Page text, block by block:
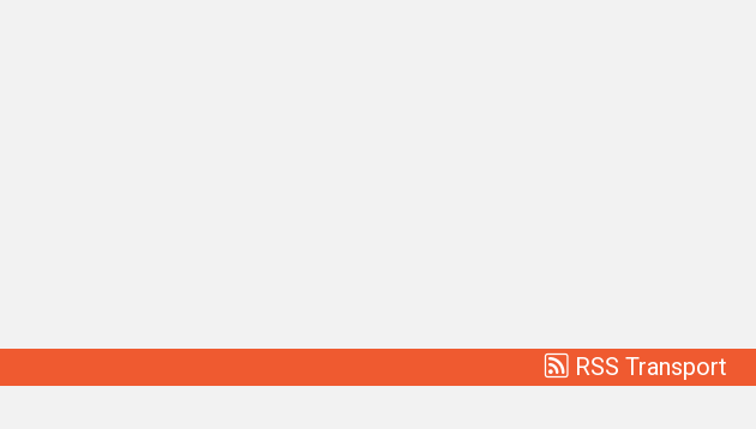
RSS Transport